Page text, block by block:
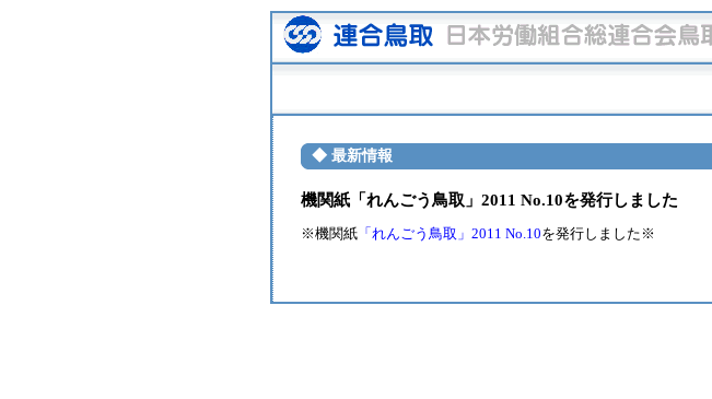
◆ 最新情報
機関紙「れんごう鳥取」2011 No.10を発行しました
※機関紙 「れんごう鳥取」2011 No.10を発行しました※